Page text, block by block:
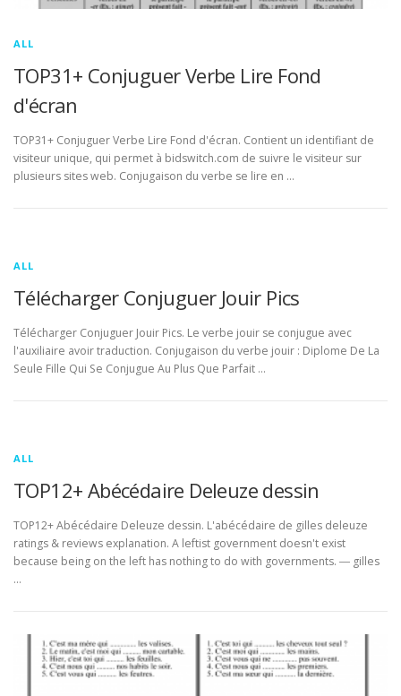
ALL
TOP31+ Conjuguer Verbe Lire Fond
d'écran
TOP31+ Conjuguer Verbe Lire Fond d'écran. Contient un identifiant de
visiteur unique, qui permet à bidswitch.com de suivre le visiteur sur
plusieurs sites web. Conjugaison du verbe se lire en …
ALL
Télécharger Conjuguer Jouir Pics
Télécharger Conjuguer Jouir Pics. Le verbe jouir se conjugue avec
l'auxiliaire avoir traduction. Conjugaison du verbe jouir : Diplome De La
Seule Fille Qui Se Conjugue Au Plus Que Parfait …
ALL
TOP12+ Abécédaire Deleuze dessin
TOP12+ Abécédaire Deleuze dessin. L'abécédaire de gilles deleuze
ratings & reviews explanation. A leftist government doesn't exist
because being on the left has nothing to do with governments. ― gilles
…